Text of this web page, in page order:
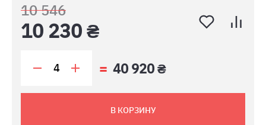
10 546
10 230 ₴
40 920 ₴
В КОРЗИНУ